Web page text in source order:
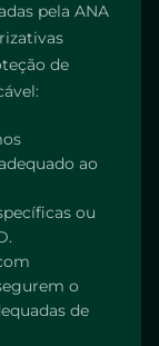
pela ANA
de
ao
ou
o
de